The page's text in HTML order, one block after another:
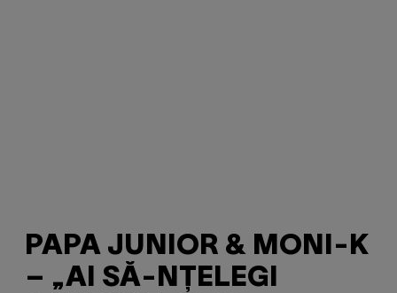
PAPA JUNIOR & MONI-K
– „AI SĂ-NȚELEGI